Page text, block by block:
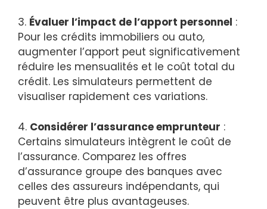
3. Évaluer l’impact de l’apport personnel :
Pour les crédits immobiliers ou auto,
augmenter l’apport peut significativement
réduire les mensualités et le coût total du
crédit. Les simulateurs permettent de
visualiser rapidement ces variations.
4. Considérer l’assurance emprunteur :
Certains simulateurs intègrent le coût de
l’assurance. Comparez les offres
d’assurance groupe des banques avec
celles des assureurs indépendants, qui
peuvent être plus avantageuses.